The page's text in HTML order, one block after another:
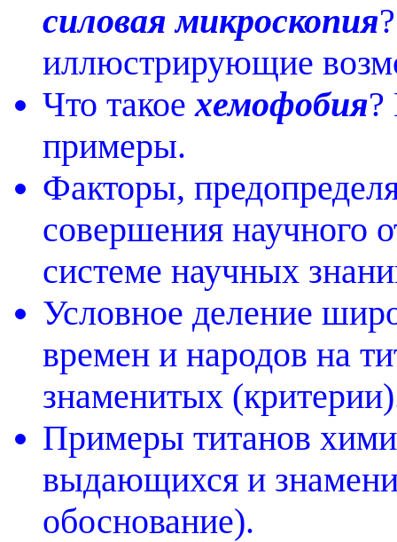
силовая микроскопия
иллюстрирующие
Что такоехемофобия?
примеры.
Факторы,
совершения научного
системе научных
Условное деление
времен и народов на
знаменитых
Примеры титанов
выдающихся и
обоснование).